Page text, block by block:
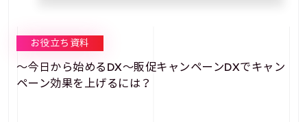
お役立ち資料
～今日から始めるDX～販促キャンペーンDXでキャン
ペーン効果を上げるには？